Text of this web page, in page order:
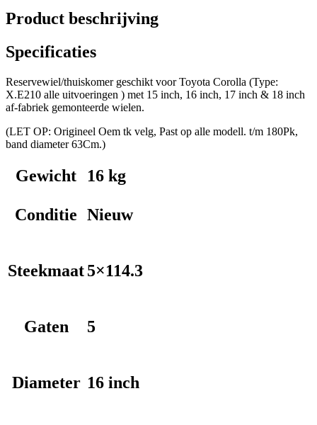
Product beschrijving
Specificaties
Reservewiel/thuiskomer geschikt voor Toyota Corolla (Type:
X.E210 alle uitvoeringen ) met 15 inch, 16 inch, 17 inch & 18 inch
af-fabriek gemonteerde wielen.
(LET OP: Origineel Oem tk velg, Past op alle modell. t/m 180Pk,
band diameter 63Cm.)
Gewicht 16 kg
Conditie Nieuw
Steekmaat5×114.3
Gaten 5
Diameter 16 inch